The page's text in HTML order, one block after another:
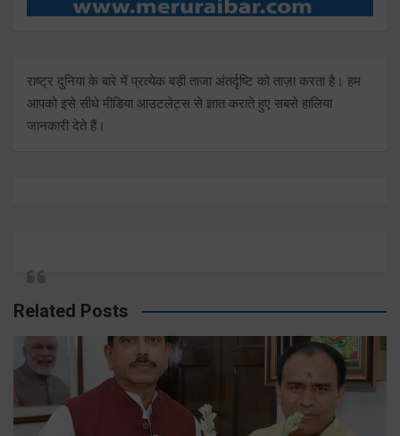
राष्ट्र दुनिया के बारे में प्रत्येक बड़ी ताजा अंतर्दृष्टि को ताज़ा करता है। हम
आपको इसे सीधे मीडिया आउटलेट्स से ज्ञात कराते हुए सबसे हालिया
जानकारी देते हैं।
Related Posts